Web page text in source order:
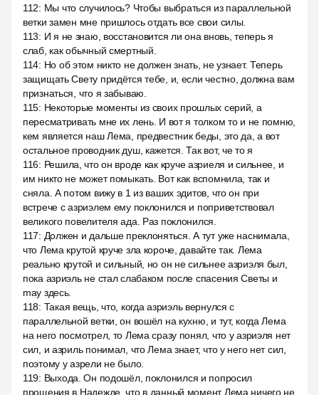
112: Мы что случилось? Чтобы выбраться из параллельной
ветки замен мне пришлось отдать все свои силы.
113: И я не знаю, восстановится ли она вновь, теперь я
слаб, как обычный смертный.
114: Но об этом никто не должен знать, не узнает. Теперь
защищать Свету придётся тебе, и, если честно, должна вам
признаться, что я забываю.
115: Некоторые моменты из своих прошлых серий, а
пересматривать мне их лень. И вот я толком то и не помню,
кем является наш Лема, предвестник беды, это да, а вот
остальное проводник душ, кажется. Так вот, че то я
116: Решила, что он вроде как круче азриеля и сильнее, и
им никто не может помыкать. Вот как вспомнила, так и
сняла. А потом вижу в 1 из ваших эдитов, что он при
встрече с азриэлем ему поклонился и поприветствовал
великого повелителя ада. Раз поклонился.
117: Должен и дальше преклоняться. А тут уже наснимала,
что Лема крутой круче зла короче, давайте так. Лема
реально крутой и сильный, но он не сильнее азриэля был,
пока азриэль не стал слабаком после спасения Светы и
may здесь.
118: Такая вещь, что, когда азриэль вернулся с
параллельной ветки, он вошёл на кухню, и тут, когда Лема
на него посмотрел, то Лема сразу понял, что у азриэля нет
сил, и азриль понимал, что Лема знает, что у него нет сил,
поэтому у азрели не было.
119: Выхода. Он подошёл, поклонился и попросил
прощения в Надежде, что в данный момент Лема ничего не